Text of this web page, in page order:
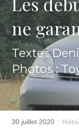
ne
Texte :
Photos :
30 juillet 2020 ·